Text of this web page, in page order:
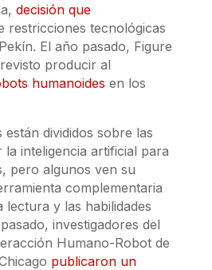
decisión que
restricciones tecnológicas
El año pasado, Figure
producir al
humanoides en los
están divididos sobre las
la inteligencia artificial para
pero algunos ven su
complementaria
y las habilidades
investigadores del
Humano-Robot de
publicaron un